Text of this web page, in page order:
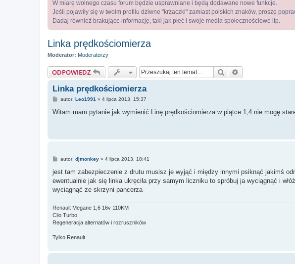
W miarę wolnego czasu forum będzie usprawniane i będą dodawane nowe funkcje.
Jeśli pojawiły się w twoim profilu dziwne "krzaczki" zamiast polskich znaków, proszę
Dadaj również brakujące informację, taki jak płeć i swoje media społecznościowe itp.
Linka prędkościomierza
Moderator: Moderatorzy
ODPOWIEDZ Szukaj
Linka prędkościomierza
P
s
autor: Leo1991 » 4 lipca 2013, 15:37
Witam mam pytanie jak wymienić Linę prędkościomierza w piątce 1,4 nie mogę
P
s
autor: djmonkey» 4 lipca 2013, 18:41
jest tam zabezpieczenie z drutu musisz je wyjąć i między innymi psiknąć jakimś
ewentualnie jak się linka ukręciła przy samym liczniku to spróbuj ja wyciągnąć i
wyciągnąć ze skrzyni pancerza
Renault Megane 1,6 16v 110KM
Clio Turbo
Regeneracja alternatów i rozruszników
Tylko Renault